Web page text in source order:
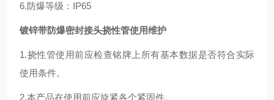
6.防爆等级：IP65
镀锌带防爆密封接头挠性管使用维护
1.挠性管使用前应检查铭牌上所有基本数据是否符合实际
使用条件。
2.本产品在使用前应旋紧各个紧固件。